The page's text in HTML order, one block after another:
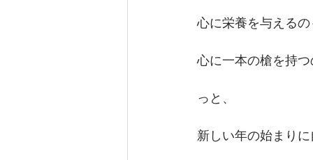
心に栄養を与える
心に一本の槍を持
っと、
新しい年の始まり